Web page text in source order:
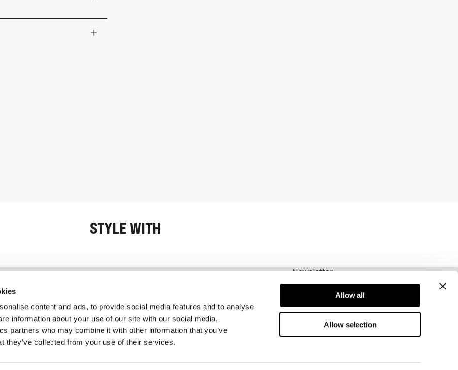
content and ads, to provide social media features and to analyse
information about your use of our site with our social media,
partners who may combine it with other information that you’ve
they’ve collected from your use of their services.
Allow all
Allow selection
STYLE WITH
Newsletter
Schrijf je voor onze nieuwsbrief! Ontvang
exclusieve aanbiedingen, ons laatste nieuws en
nog veel meer.